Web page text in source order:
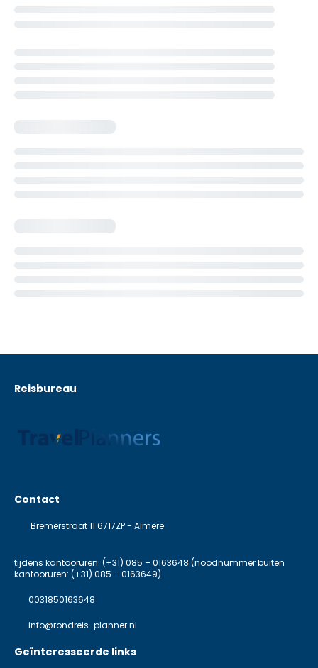
Reisbureau
Contact
Bremerstraat 11 6717ZP - Almere
tijdens kantooruren: (+31) 085 – 0163648 (noodnummer buiten
kantooruren: (+31) 085 – 0163649)
0031850163648
info@rondreis-planner.nl
Geïnteresseerde links